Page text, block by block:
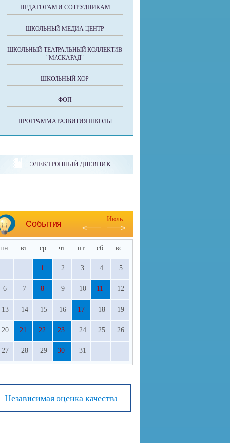
ПЕДАГОГАМ И СОТРУДНИКАМ
ШКОЛЬНЫЙ МЕДИА ЦЕНТР
ШКОЛЬНЫЙ ТЕАТРАЛЬНЫЙ КОЛЛЕКТИВ
"МАСКАРАД"
ШКОЛЬНЫЙ ХОР
ФОП
ПРОГРАММА РАЗВИТИЯ ШКОЛЫ
ЭЛЕКТРОННЫЙ ДНЕВНИК
События
Июль
пн вт ср чт пт сб вс
1 2 3 4 5
6 7 8 9 10 11 12
13 14 15 16 17 18 19
20 21 22 23 24 25 26
27 28 29 30 31
Независимая оценка качества